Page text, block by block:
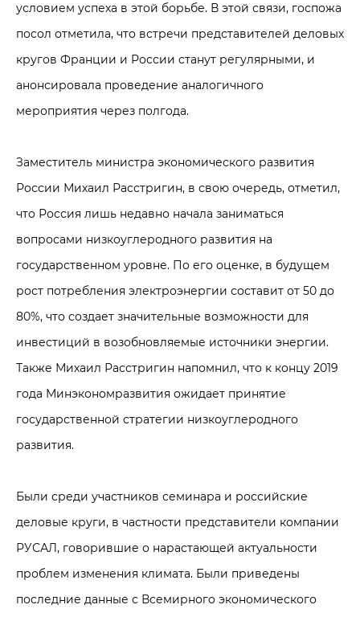
условием успеха в этой борьбе. В этой связи, госпожа
посол отметила, что встречи представителей деловых
кругов Франции и России станут регулярными, и
анонсировала проведение аналогичного
мероприятия через полгода.
Заместитель министра экономического развития
России Михаил Расстригин, в свою очередь, отметил,
что Россия лишь недавно начала заниматься
вопросами низкоуглеродного развития на
государственном уровне. По его оценке, в будущем
рост потребления электроэнергии составит от 50 до
80%, что создает значительные возможности для
инвестиций в возобновляемые источники энергии.
Также Михаил Расстригин напомнил, что к концу 2019
года Минэкономразвития ожидает принятие
государственной стратегии низкоуглеродного
развития.
Были среди участников семинара и российские
деловые круги, в частности представители компании
РУСАЛ, говорившие о нарастающей актуальности
проблем изменения климата. Были приведены
последние данные с Всемирного экономического